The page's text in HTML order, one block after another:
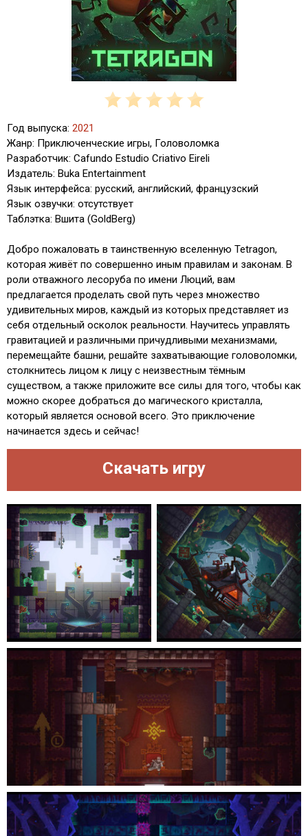
Год выпуска: 2021
Жанр: Приключенческие игры, Головоломка
Разработчик: Cafundo Estudio Criativo Eireli
Издатель: Buka Entertainment
Язык интерфейса: русский, английский, французский
Язык озвучки: отсутствует
Таблэтка: Вшита (GoldBerg)
Добро пожаловать в таинственную вселенную Tetragon,
которая живёт по совершенно иным правилам и законам. В
роли отважного лесоруба по имени Люций, вам
предлагается проделать свой путь через множество
удивительных миров, каждый из которых представляет из
себя отдельный осколок реальности. Научитесь управлять
гравитацией и различными причудливыми механизмами,
перемещайте башни, решайте захватывающие головоломки,
столкнитесь лицом к лицу с неизвестным тёмным
существом, а также приложите все силы для того, чтобы как
можно скорее добраться до магического кристалла,
который является основой всего. Это приключение
начинается здесь и сейчас!
Скачать игру